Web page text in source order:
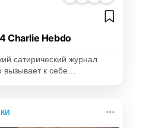
Charlie Hebdo
сатирический журнал
вызывает к себе…